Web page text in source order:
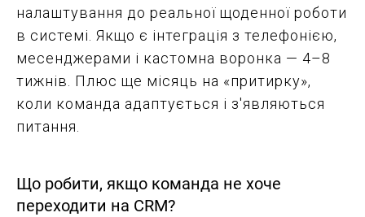
налаштування до реальної щоденної роботи
в системі. Якщо є інтеграція з телефонією,
месенджерами і кастомна воронка — 4–8
тижнів. Плюс ще місяць на «притирку»,
коли команда адаптується і з'являються
питання.
Що робити, якщо команда не хоче
переходити на CRM?